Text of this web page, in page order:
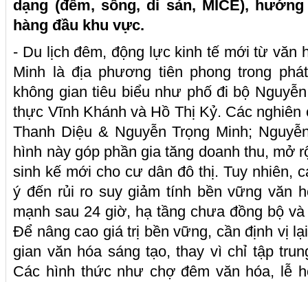
dạng (đêm, sông, di sản, MICE),
hàng đầu khu vực.
- Du lịch đêm, động lực kinh tế mới từ văn
Minh là địa phương tiên phong trong
không gian tiêu biểu như phố đi bộ
thực Vĩnh Khánh và Hồ Thị Kỷ. Các
Thanh Diệu & Nguyễn Trọng Minh;
hình này góp phần gia tăng doanh thu, mở
sinh kế mới cho cư dân đô thị. Tuy nhiên,
ý đến rủi ro suy giảm tính bền vững văn
mạnh sau 24 giờ, hạ tầng chưa đồng bộ
Để nâng cao giá trị bền vững, cần định vị
gian văn hóa sáng tạo, thay vì chỉ tập
Các hình thức như chợ đêm văn hóa, lễ